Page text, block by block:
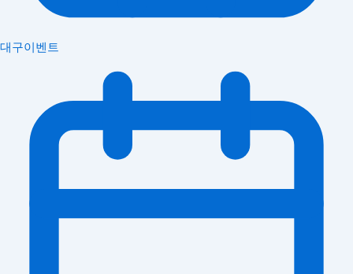
대구이벤트